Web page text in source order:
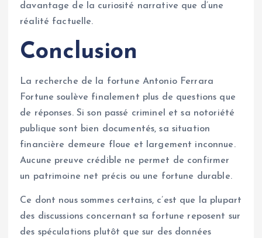
davantage de la curiosité narrative que d’une
réalité factuelle.
Conclusion
La recherche de la fortune Antonio Ferrara
Fortune soulève finalement plus de questions que
de réponses. Si son passé criminel et sa notoriété
publique sont bien documentés, sa situation
financière demeure floue et largement inconnue.
Aucune preuve crédible ne permet de confirmer
un patrimoine net précis ou une fortune durable.
Ce dont nous sommes certains, c’est que la plupart
des discussions concernant sa fortune reposent sur
des spéculations plutôt que sur des données